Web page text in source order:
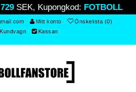
729 SEK, Kupongkod: FOTBOLL
Mitt konto
Önskelista (0)
Kundvagn
Kassan